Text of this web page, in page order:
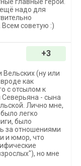
надо для
советую :)
+3
Вельских (ну или
как
с отсылом к
- сына
Лично мне,
легко
было
за отношениями
и юмор, что
но мне